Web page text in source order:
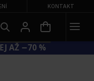
KONTAKT
AŽ −70 %